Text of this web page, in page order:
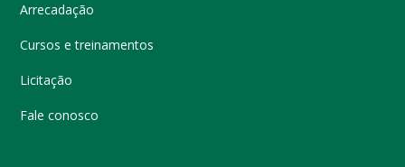
Arrecadação
Cursos e treinamentos
Licitação
Fale conosco